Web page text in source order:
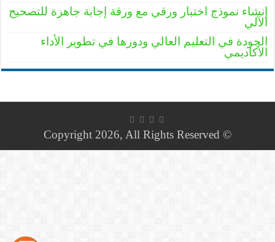
إنشاء نموذج اختبار ورقي مع ورقة إجابة جاهزة للتصحيح
الآلي
الجودة في التعليم العالي ودورها في تطوير الأداء
الأكاديمي
© Copyright 2026, All Rights Reserved